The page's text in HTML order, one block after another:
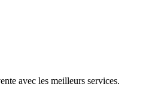
avec les meilleurs services.